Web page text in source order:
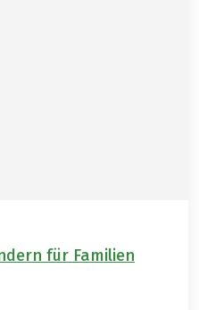
für Familien